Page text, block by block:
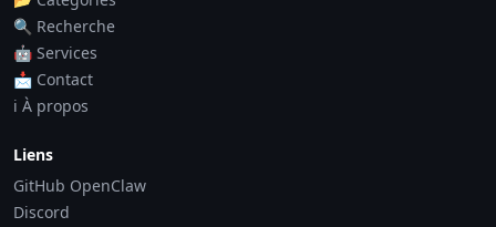
🔍 Recherche
🤖 Services
📩 Contact
ℹ️ À propos
Liens
GitHub OpenClaw
Discord